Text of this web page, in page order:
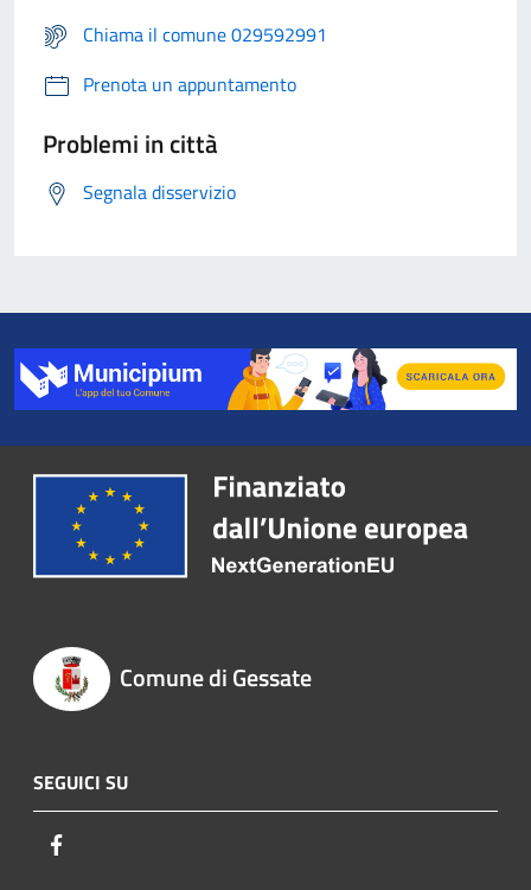
Chiama il comune 029592991
Prenota un appuntamento
Problemi in città
Segnala disservizio
Comune di Gessate
SEGUICI SU